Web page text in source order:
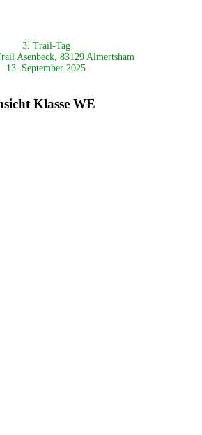
3. Trail-Tag
Asenbeck, 83129 Almertsham
13. September 2025
Klasse WE